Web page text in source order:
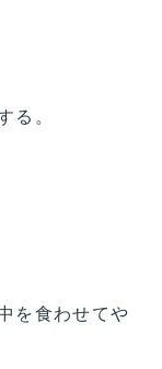
。
を食わせてや